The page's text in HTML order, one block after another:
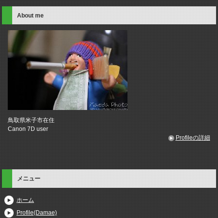
About me
鳥取県米子市在住
Canon 7D user
Profileの詳細
メニュー
ホーム
Profile(Damae)